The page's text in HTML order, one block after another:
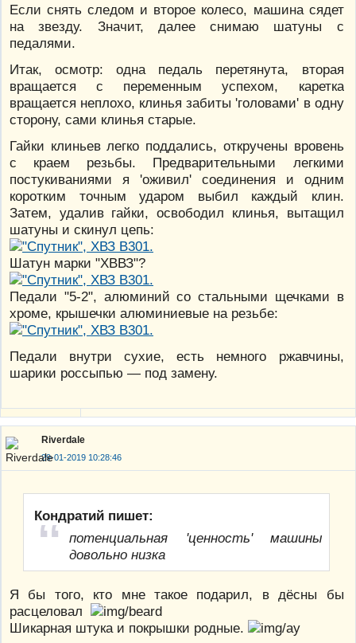
Если снять следом и второе колесо, машина сядет
на звезду. Значит, далее снимаю шатуны с
педалями.
Итак, осмотр: одна педаль перетянута, вторая
вращается с переменным успехом, каретка
вращается неплохо, клинья забиты 'головами' в одну
сторону, сами клинья старые.
Гайки клиньев легко поддались, откручены вровень
с краем резьбы. Предварительными легкими
постукиваниями я 'оживил' соединения и одним
коротким точным ударом выбил каждый клин.
Затем, удалив гайки, освободил клинья, вытащил
шатуны и скинул цепь:
Шатун марки "ХВВЗ"?
Педали "5-2", алюминий со стальными щечками в
хроме, крышечки алюминиевые на резьбе:
Педали внутри сухие, есть немного ржавчины,
шарики россыпью — под замену.
Riverdale
29-01-2019 10:28:46
Кондратий пишет:
потенциальная 'ценность' машины
довольно низка
Я бы того, кто мне такое подарил, в дёсны бы
расцеловал
Шикарная штука и покрышки родные.